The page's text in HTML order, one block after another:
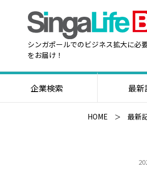
シンガポールでのビジネス拡大に必
をお届け！
企業検索 最新
HOME 最新